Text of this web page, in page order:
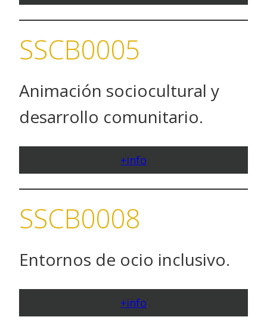
SSCB0005
Animación sociocultural y
desarrollo comunitario.
+info
SSCB0008
Entornos de ocio inclusivo.
+info